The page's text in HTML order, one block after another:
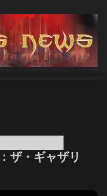
ザ・ギャザリ